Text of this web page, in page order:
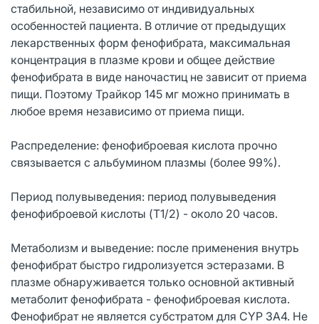
стабильной, независимо от индивидуальных
особенностей пациента. В отличие от предыдущих
лекарственных форм фенофибрата, максимальная
концентрация в плазме крови и общее действие
фенофибрата в виде наночастиц не зависит от приема
пищи. Поэтому Трайкор 145 мг можно принимать в
любое время независимо от приема пищи.
Распределение: фенофиброевая кислота прочно
связывается с альбумином плазмы (более 99%).
Период полувыведения: период полувыведения
фенофиброевой кислоты (T1/2) - около 20 часов.
Метаболизм и выведение: после применения внутрь
фенофибрат быстро гидролизуется эстеразами. В
плазме обнаруживается только основной активный
метаболит фенофибрата - фенофиброевая кислота.
Фенофибрат не является субстратом для CYP 3A4. Не